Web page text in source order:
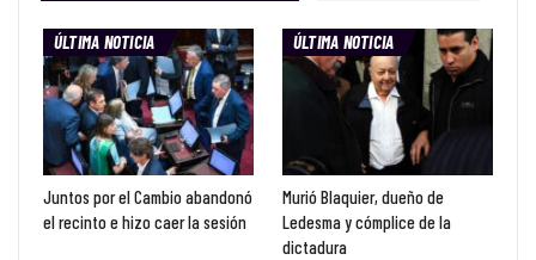
ÚLTIMA NOTICIA
Juntos por el Cambio abandonó
el recinto e hizo caer la sesión
ÚLTIMA NOTICIA
Murió Blaquier, dueño de
Ledesma y cómplice de la
dictadura